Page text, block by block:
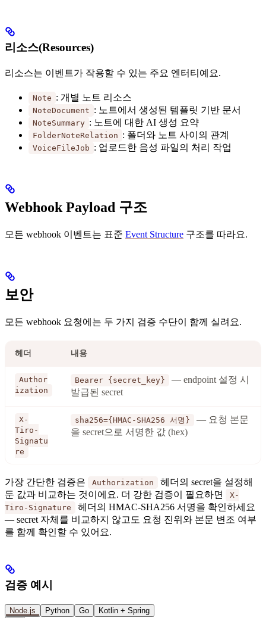
리소스(Resources)
리소스는 이벤트가 작용할 수 있는 주요 엔터티예요.
Note : 개별 노트 리소스
NoteDocument : 노트에서 생성된 템플릿 기반 문서
NoteSummary : 노트에 대한 AI 생성 요약
FolderNoteRelation : 폴더와 노트 사이의 관계
VoiceFileJob : 업로드한 음성 파일의 처리 작업
Webhook Payload 구조
모든 webhook 이벤트는 표준 Event Structure 구조를 따라요.
보안
모든 webhook 요청에는 두 가지 검증 수단이 함께 실려요.
헤더 내용
Author
ization
Bearer {secret_key}
— endpoint 설정 시
발급된 secret
X-
Tiro-
Signatu
re
sha256={HMAC-SHA256 서명}
— 요청 본문
을 secret으로 서명한 값 (hex)
가장 간단한 검증은 Authorization
헤더의 secret을 설정해
둔 값과 비교하는 것이에요. 더 강한 검증이 필요하면
X-
Tiro-Signature
헤더의 HMAC-SHA256 서명을 확인하세요
— secret 자체를 비교하지 않고도 요청 진위와 본문 변조 여부
를 함께 확인할 수 있어요.
검증 예시
Node.js Python Go Kotlin + Spring